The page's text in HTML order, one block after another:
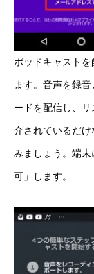
ポッドキャスト
ます。音声を録
ードを配信し、
介されているだ
みましょう。端
可」します。